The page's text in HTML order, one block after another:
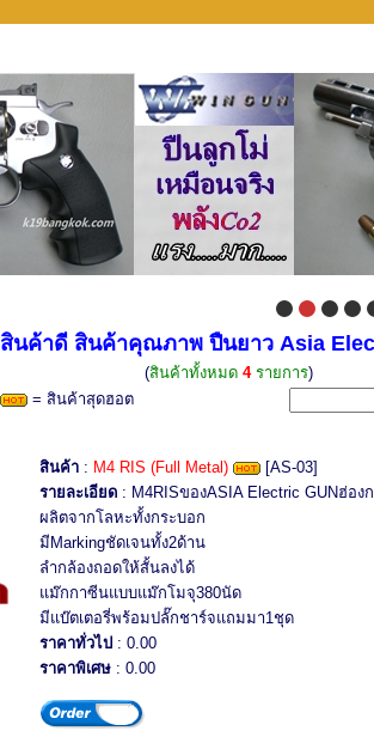
สินค้าดี สินค้าคุณภาพ ปืนยาว Asia
(สินค้าทั้งหมด 4รายการ)
= สินค้าสุดฮอต
สินค้า : M4 RIS (Full Metal)
[AS-03]
รายละเอียด : M4RISของASIA Electric GUNฮ่อง
ผลิตจากโลหะทั้งกระบอก
มีMarkingชัดเจนทั้ง2ด้าน
ลำกล้องถอดให้สั้นลงได้
แม๊กกาซีนแบบแม๊กโมจุ380นัด
มีแบ๊ตเตอรี่พร้อมปลั๊กชาร์จแถมมา1ชุด
ราคาทั่วไป : 0.00
ราคาพิเศษ : 0.00